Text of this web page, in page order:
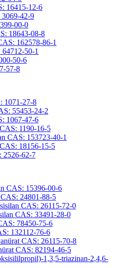
16415-12-6
42-9
00-0
18643-08-8
162578-86-1
50-1
50-6
57-8
1071-27-8
55453-24-2
1067-47-6
1190-16-5
CAS: 153723-40-1
18156-15-5
2526-62-7
CAS: 15396-00-6
24801-88-5
CAS: 26115-72-0
CAS: 33491-28-0
78450-75-6
132112-76-6
CAS: 26115-70-8
CAS: 82194-46-5
1,3,5-triazinan-2,4,6-